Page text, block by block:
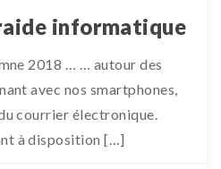
informatique
2018 … … autour des
avec nos smartphones,
courrier électronique.
à disposition […]